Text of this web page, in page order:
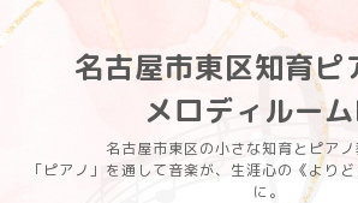
名古屋市東区知育ピ
メロディルー
名古屋市東区の小さな知育とピアノ
「ピアノ」を通して音楽が、生涯心の《より
に。